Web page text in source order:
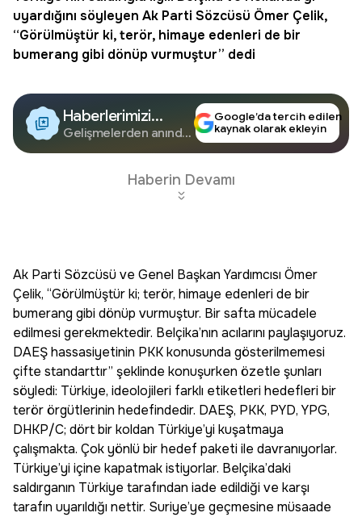
uyardığını söyleyen Ak Parti Sözcüsü Ömer Çelik,
“Görülmüştür ki, terör, himaye edenleri de bir
bumerang gibi dönüp vurmuştur” dedi
Haberlerimizi
Google'da Takip
Edin
Gelişmelerden anında
Google’da tercih edilen
kaynak olarak ekleyin
Haberin Devamı
Ak Parti Sözcüsü ve Genel Başkan Yardımcısı Ömer
Çelik, “Görülmüştür ki; terör, himaye edenleri de bir
bumerang gibi dönüp vurmuştur. Bir safta mücadele
edilmesi gerekmektedir. Belçika’nın acılarını paylaşıyoruz.
DAEŞ hassasiyetinin PKK konusunda gösterilmemesi
çifte standarttır” şeklinde konuşurken özetle şunları
söyledi: Türkiye, ideolojileri farklı etiketleri hedefleri bir
terör örgütlerinin hedefindedir. DAEŞ, PKK, PYD, YPG,
DHKP/C; dört bir koldan Türkiye’yi kuşatmaya
çalışmakta. Çok yönlü bir hedef paketi ile davranıyorlar.
Türkiye’yi içine kapatmak istiyorlar. Belçika’daki
saldırganın Türkiye tarafından iade edildiği ve karşı
tarafın uyarıldığı nettir. Suriye’ye geçmesine müsaade